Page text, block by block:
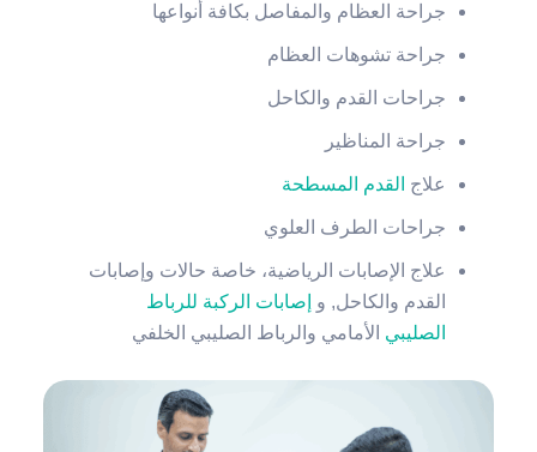
جراحة العظام والمفاصل بكافة أنواعها
جراحة تشوهات العظام
جراحات القدم والكاحل
جراحة المناظير
علاج القدم المسطحة
جراحات الطرف العلوي
علاج الإصابات الرياضية، خاصة حالات وإصابات
القدم والكاحل, و إصابات الركبة للرباط
الصليبي الأمامي والرباط الصليبي الخلفي